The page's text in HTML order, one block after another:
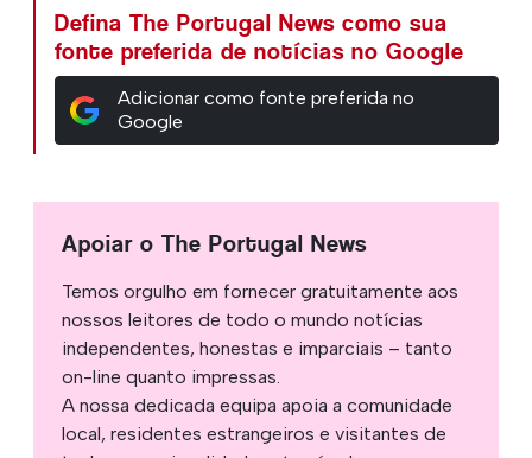
Defina The Portugal News como sua
fonte preferida de notícias no Google
Adicionar como fonte preferida no
Google
Apoiar o The Portugal News
Temos orgulho em fornecer gratuitamente aos
nossos leitores de todo o mundo notícias
independentes, honestas e imparciais – tanto
on-line quanto impressas.
A nossa dedicada equipa apoia a comunidade
local, residentes estrangeiros e visitantes de